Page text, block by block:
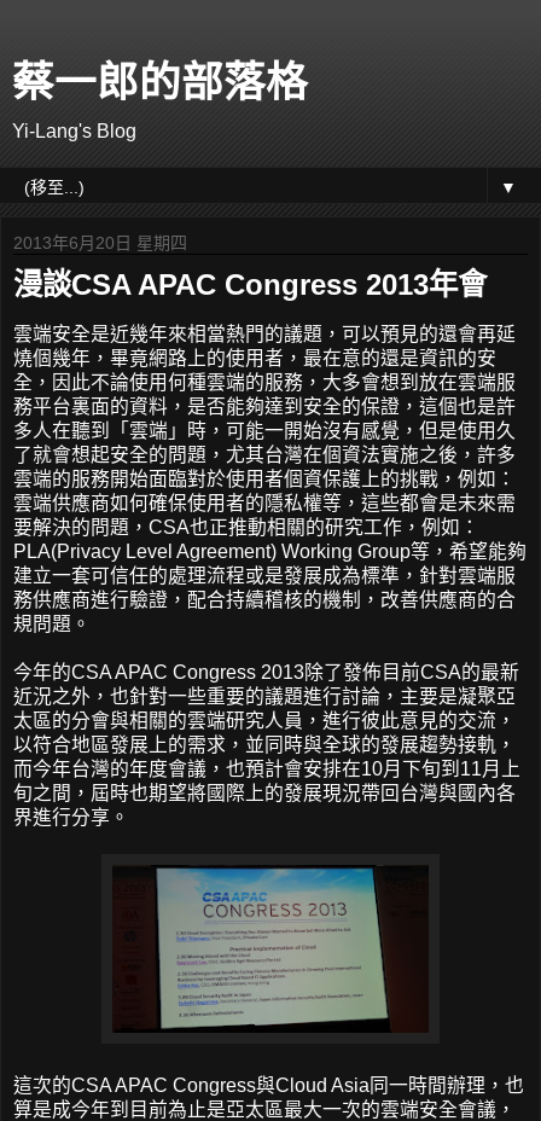
蔡一郎的部落格
Yi-Lang's Blog
▼
2013年6月20日 星期四
漫談CSA APAC Congress 2013年會
雲端安全是近幾年來相當熱門的議題，可以預見的還會再延
燒個幾年，畢竟網路上的使用者，最在意的還是資訊的安
全，因此不論使用何種雲端的服務，大多會想到放在雲端服
務平台裏面的資料，是否能夠達到安全的保證，這個也是許
多人在聽到「雲端」時，可能一開始沒有感覺，但是使用久
了就會想起安全的問題，尤其台灣在個資法實施之後，許多
雲端的服務開始面臨對於使用者個資保護上的挑戰，例如：
雲端供應商如何確保使用者的隱私權等，這些都會是未來需
要解決的問題，CSA也正推動相關的研究工作，例如：
PLA(Privacy Level Agreement) Working Group等，希望能夠
建立一套可信任的處理流程或是發展成為標準，針對雲端服
務供應商進行驗證，配合持續稽核的機制，改善供應商的合
規問題。
今年的CSA APAC Congress 2013除了發佈目前CSA的最新
近況之外，也針對一些重要的議題進行討論，主要是凝聚亞
太區的分會與相關的雲端研究人員，進行彼此意見的交流，
以符合地區發展上的需求，並同時與全球的發展趨勢接軌，
而今年台灣的年度會議，也預計會安排在10月下旬到11月上
旬之間，屆時也期望將國際上的發展現況帶回台灣與國內各
界進行分享。
這次的CSA APAC Congress與Cloud Asia同一時間辦理，也
算是成今年到目前為止是亞太區最大一次的雲端安全會議，